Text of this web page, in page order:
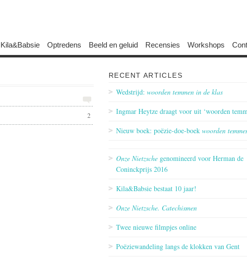
Kila&Babsie Optredens Beeld en geluid Recensies Workshops
2
RECENT ARTICLES
Wedstrijd: woorden temmen in de klas
Ingmar Heytze draagt voor uit ‘woorden
Nieuw boek: poëzie-doe-boek woorden
Onze Nietzsche genomineerd voor Herman de
Coninckprijs 2016
Kila&Babsie bestaat 10 jaar!
Onze Nietzsche. Catechismen
Twee nieuwe filmpjes online
Poëziewandeling langs de klokken van Gent